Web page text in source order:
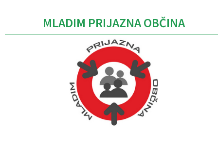
MLADIM PRIJAZNA OBČINA